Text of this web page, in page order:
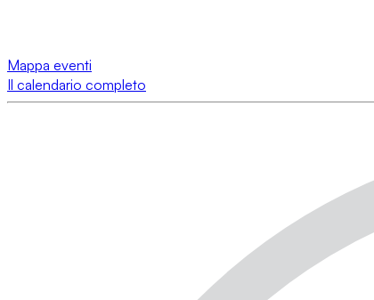
Mappa eventi
Il calendario completo